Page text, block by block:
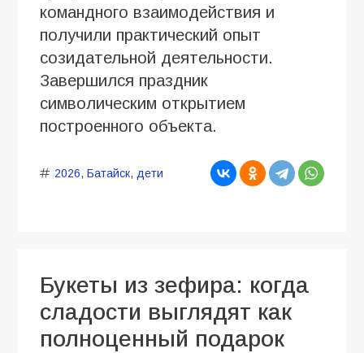
командного взаимодействия и
получили практический опыт
созидательной деятельности.
Завершился праздник
символическим открытием
построенного объекта.
2026, Батайск, дети
Букеты из зефира: когда
сладости выглядят как
полноценный подарок